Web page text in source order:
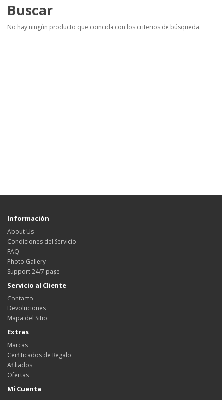
Buscar
No hay ningún producto que coincida con los criterios de búsqueda.
Información
About Us
Condiciones del Servicio
FAQ
Photo Gallery
Support 24/7 page
Servicio al Cliente
Contacto
Devoluciones
Mapa del Sitio
Extras
Marcas
Cerfiticados de Regalo
Afiliados
Ofertas
Mi Cuenta